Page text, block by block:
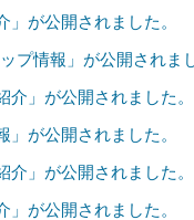
」が公開されました。
プ情報」が公開されま
介」が公開されました。
」が公開されました。
介」が公開されました。
」が公開されました。